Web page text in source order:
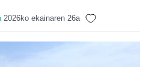
2026ko ekainaren 26a